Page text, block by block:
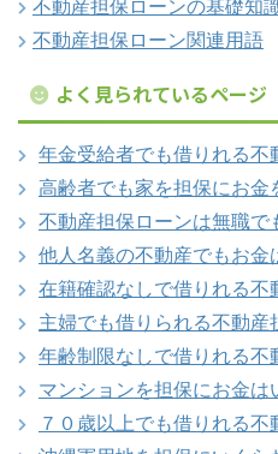
不動産担保ローンの基礎知
不動産担保ローン関連用語
よく見られているページ
年金受給者でも借りれる不
高齢者でも家を担保にお金
不動産担保ローンは無職で
他人名義の不動産でもお金
在籍確認なしで借りれる不
主婦でも借りられる不動産
年齢制限なしで借りれる不
マンションを担保にお金は
７０歳以上でも借りれる不